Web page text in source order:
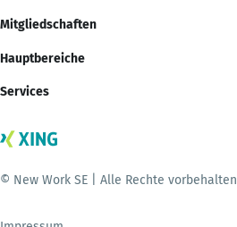
Mitgliedschaften
Hauptbereiche
Services
© New Work SE | Alle Rechte vorbehalten